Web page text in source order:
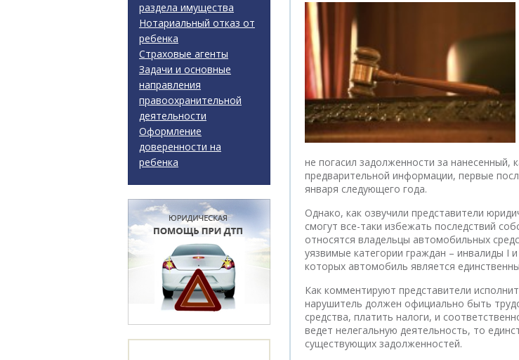
не погасил задолженности за
предварительной информации, первые
января следующего года.
Однако, как озвучили представители
смогут все-таки избежать последствий
относятся владельцы автомобильных
уязвимые категории граждан – инвалиды I
которых автомобиль является
Как комментируют представители
нарушитель должен официально быть
средства, платить налоги, и
ведет нелегальную деятельность, то
существующих задолженностей.
раздела имущества
Нотариальный отказ от
ребенка
Страховые агенты
Задачи и основные
направления
правоохранительной
деятельности
Оформление
доверенности на
ребенка